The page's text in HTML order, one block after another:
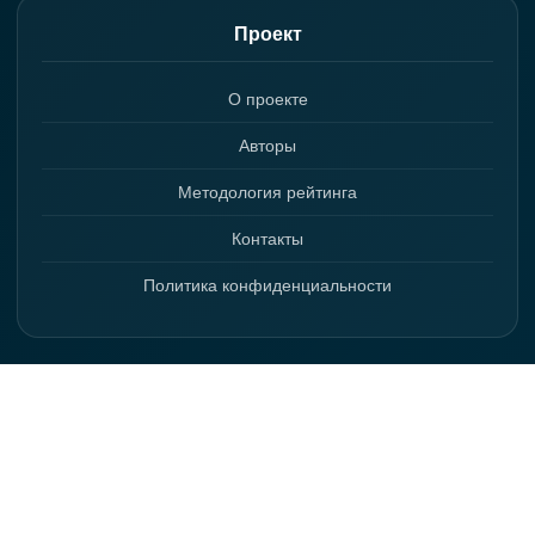
Проект
О проекте
Авторы
Методология рейтинга
Контакты
Политика конфиденциальности